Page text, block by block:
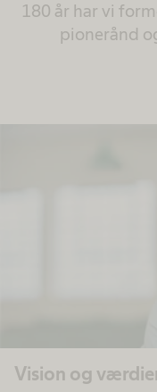
180 år har vi
pionerånd
Vision og